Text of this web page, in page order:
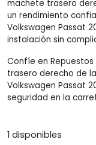
machete trasero
un rendimiento
Volkswagen Passat
instalación sin
Confíe en
trasero derecho de
Volkswagen Passat
seguridad en la
1 disponibles